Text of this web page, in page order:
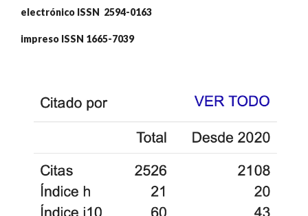
electrónico ISSN 2594-0163
impreso ISSN 1665-7039